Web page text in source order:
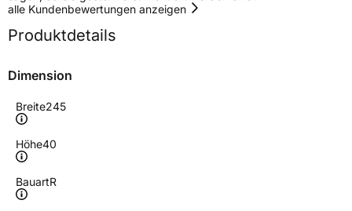
alle Kundenbewertungen anzeigen
Produktdetails
Dimension
Breite245
Höhe40
BauartR